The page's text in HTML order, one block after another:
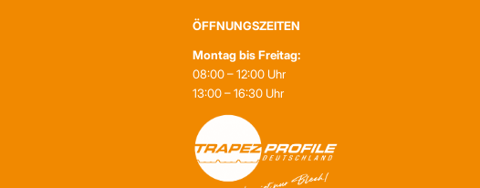
ÖFFNUNGSZEITEN
Montag bis Freitag:
08:00 – 12:00 Uhr
13:00 – 16:30 Uhr